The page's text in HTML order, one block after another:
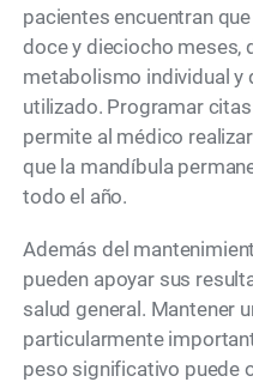
pacientes encuentran
doce y dieciocho meses,
metabolismo individual
utilizado. Programar
permite al médico
que la mandíbula
todo el año.
Además del
pueden apoyar sus
salud general. Mantener
particularmente
peso significativo puede